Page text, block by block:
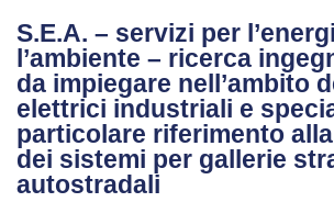
S.E.A. – servizi per
l’ambiente – ricerca
da impiegare nell’ambito
elettrici industriali e
particolare riferimento
dei sistemi per gallerie
autostradali